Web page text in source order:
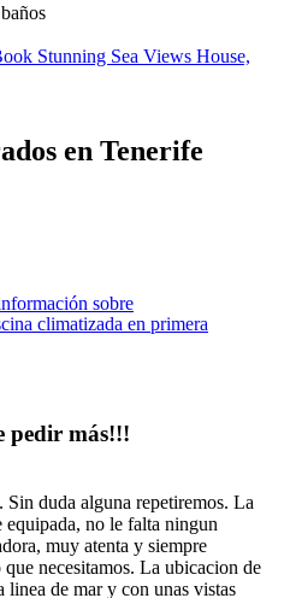
Stunning Sea Views House,
en Tenerife
sobre
climatizada en primera
pedir más!!!
duda alguna repetiremos. La
equipada, no le falta ningun
muy atenta y siempre
necesitamos. La ubicacion de
linea de mar y con unas vistas